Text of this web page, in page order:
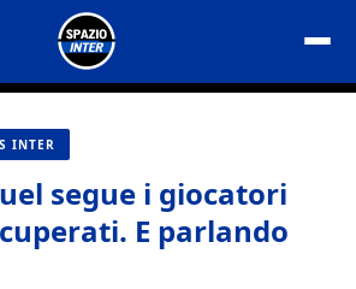
INTER
segue i giocatori
E parlando